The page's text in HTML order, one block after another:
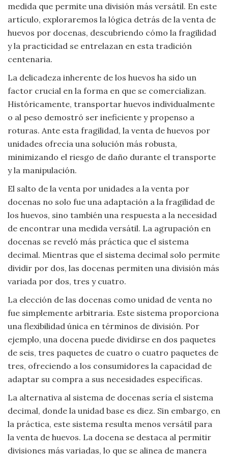
Universo
Viajar
medida que permite una división más versátil. En este
artículo, exploraremos la lógica detrás de la venta de
huevos por docenas, descubriendo cómo la fragilidad
y la practicidad se entrelazan en esta tradición
centenaria.
La delicadeza inherente de los huevos ha sido un
factor crucial en la forma en que se comercializan.
Históricamente, transportar huevos individualmente
o al peso demostró ser ineficiente y propenso a
roturas. Ante esta fragilidad, la venta de huevos por
unidades ofrecía una solución más robusta,
minimizando el riesgo de daño durante el transporte
y la manipulación.
El salto de la venta por unidades a la venta por
docenas no solo fue una adaptación a la fragilidad de
los huevos, sino también una respuesta a la necesidad
de encontrar una medida versátil. La agrupación en
docenas se reveló más práctica que el sistema
decimal. Mientras que el sistema decimal solo permite
dividir por dos, las docenas permiten una división más
variada por dos, tres y cuatro.
La elección de las docenas como unidad de venta no
fue simplemente arbitraria. Este sistema proporciona
una flexibilidad única en términos de división. Por
ejemplo, una docena puede dividirse en dos paquetes
de seis, tres paquetes de cuatro o cuatro paquetes de
tres, ofreciendo a los consumidores la capacidad de
adaptar su compra a sus necesidades específicas.
La alternativa al sistema de docenas sería el sistema
decimal, donde la unidad base es diez. Sin embargo, en
la práctica, este sistema resulta menos versátil para
la venta de huevos. La docena se destaca al permitir
divisiones más variadas, lo que se alinea de manera